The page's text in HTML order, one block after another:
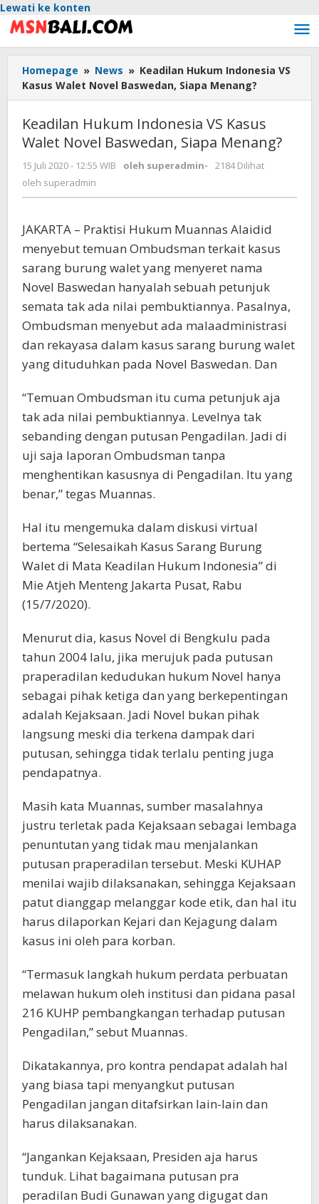
Lewati ke konten
Homepage » News » Keadilan Hukum Indonesia VS
Kasus Walet Novel Baswedan, Siapa Menang?
Keadilan Hukum Indonesia VS Kasus
Walet Novel Baswedan, Siapa Menang?
15 Juli 2020 - 12:55 WIB oleh superadmin-
2184 Dilihat
oleh superadmin
JAKARTA – Praktisi Hukum Muannas Alaidid
menyebut temuan Ombudsman terkait kasus
sarang burung walet yang menyeret nama
Novel Baswedan hanyalah sebuah petunjuk
semata tak ada nilai pembuktiannya. Pasalnya,
Ombudsman menyebut ada malaadministrasi
dan rekayasa dalam kasus sarang burung walet
yang dituduhkan pada Novel Baswedan. Dan
“Temuan Ombudsman itu cuma petunjuk aja
tak ada nilai pembuktiannya. Levelnya tak
sebanding dengan putusan Pengadilan. Jadi di
uji saja laporan Ombudsman tanpa
menghentikan kasusnya di Pengadilan. Itu yang
benar,” tegas Muannas.
Hal itu mengemuka dalam diskusi virtual
bertema “Selesaikah Kasus Sarang Burung
Walet di Mata Keadilan Hukum Indonesia” di
Mie Atjeh Menteng Jakarta Pusat, Rabu
(15/7/2020).
Menurut dia, kasus Novel di Bengkulu pada
tahun 2004 lalu, jika merujuk pada putusan
praperadilan kedudukan hukum Novel hanya
sebagai pihak ketiga dan yang berkepentingan
adalah Kejaksaan. Jadi Novel bukan pihak
langsung meski dia terkena dampak dari
putusan, sehingga tidak terlalu penting juga
pendapatnya.
Masih kata Muannas, sumber masalahnya
justru terletak pada Kejaksaan sebagai lembaga
penuntutan yang tidak mau menjalankan
putusan praperadilan tersebut. Meski KUHAP
menilai wajib dilaksanakan, sehingga Kejaksaan
patut dianggap melanggar kode etik, dan hal itu
harus dilaporkan Kejari dan Kejagung dalam
kasus ini oleh para korban.
“Termasuk langkah hukum perdata perbuatan
melawan hukum oleh institusi dan pidana pasal
216 KUHP pembangkangan terhadap putusan
Pengadilan,” sebut Muannas.
Dikatakannya, pro kontra pendapat adalah hal
yang biasa tapi menyangkut putusan
Pengadilan jangan ditafsirkan lain-lain dan
harus dilaksanakan.
“Jangankan Kejaksaan, Presiden aja harus
tunduk. Lihat bagaimana putusan pra
peradilan Budi Gunawan yang digugat dan